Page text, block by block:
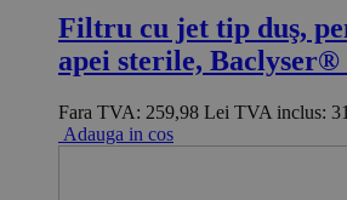
Filtru cu jet tip duş,
apei sterile, Baclyser®
Fara TVA: 259,98 Lei TVA inclus:
Adauga in cos